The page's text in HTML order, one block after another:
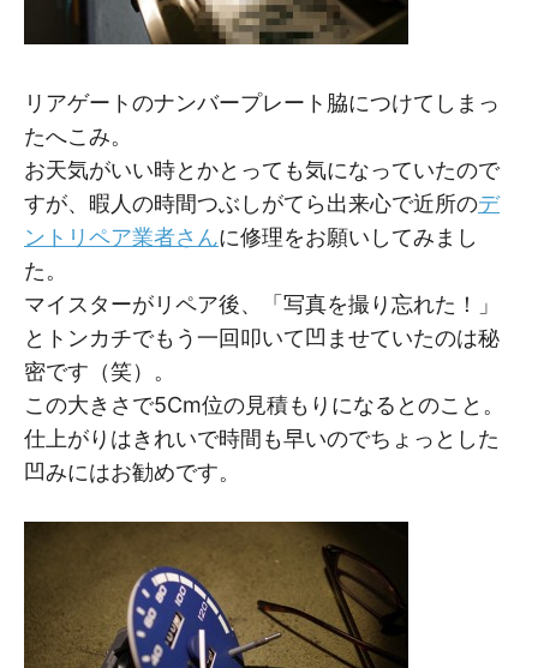
リアゲートのナンバープレート脇につけてしまっ
たへこみ。
お天気がいい時とかとっても気になっていたので
すが、暇人の時間つぶしがてら出来心で近所のデ
ントリペア業者さんに修理をお願いしてみまし
た。
マイスターがリペア後、「写真を撮り忘れた！」
とトンカチでもう一回叩いて凹ませていたのは秘
密です（笑）。
この大きさで5Cm位の見積もりになるとのこと。
仕上がりはきれいで時間も早いのでちょっとした
凹みにはお勧めです。